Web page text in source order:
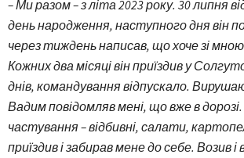
– Ми разом – з літа 2023 року. 30 липня
день народження, наступного дня він
через тиждень написав, що хоче зі
Кожних два місяці він приїздив у
днів, командування відпускало.
Вадим повідомляв мені, що вже в
частування – відбивні, салати,
приїздив і забирав мене до себе. Возив